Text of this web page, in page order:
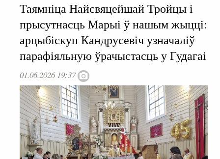
Таямніца Найсвяцейшай Тройцы і
прысутнасць Марыі ў нашым жыцці:
арцыбіскуп Кандрусевіч узначаліў
парафіяльную ўрачыстасць у Гудагаі
01.06.2026 19:37